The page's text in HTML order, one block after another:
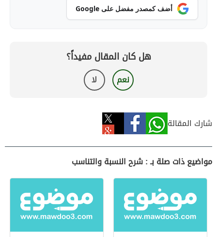
أضف كمصدر مفضل على Google
هل كان المقال مفيداً؟
نعم لا
شارك المقالة
مواضيع ذات صلة بـ : شرح النسبة والتناسب